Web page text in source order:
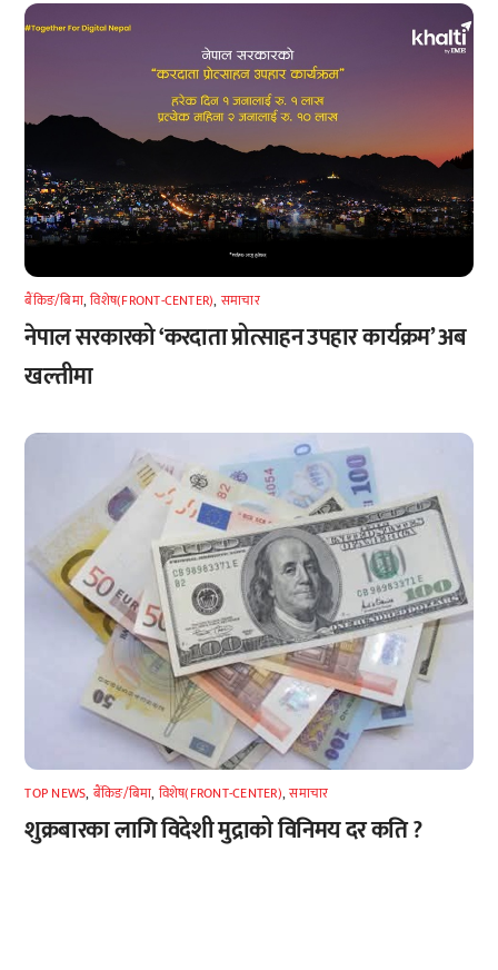
बैंकिङ/बिमा,विशेष(FRONT-CENTER), समाचार
नेपाल सरकारको ‘करदाता प्रोत्साहन उपहार कार्यक्रम’ अब
खल्तीमा
TOP NEWS, बैंकिङ/बिमा, विशेष(FRONT-CENTER),समाचार
शुक्रबारका लागि विदेशी मुद्राको विनिमय दर कति ?